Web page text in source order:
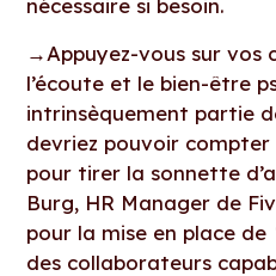
nécessaire si besoin.
→Appuyez-vous sur vos
l’écoute et le bien-être
intrinsèquement partie
devriez pouvoir
pour tirer la sonnette
Burg, HR Manager de
pour la mise en place de
des collaborateurs